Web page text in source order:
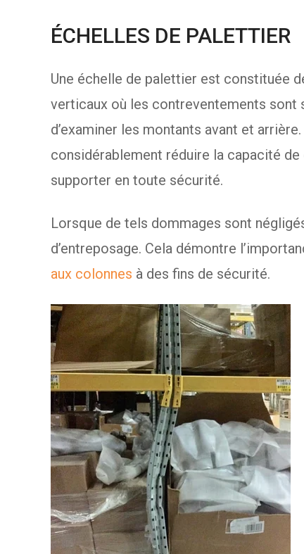
ÉCHELLES DE PALETTIER
Une échelle de palettier est constituée
verticaux où les contreventements sont
d’examiner les montants avant et
considérablement réduire la capacité
supporter en toute sécurité.
Lorsque de tels dommages sont
d’entreposage. Cela démontre
aux colonnes à des fins de sécurité.